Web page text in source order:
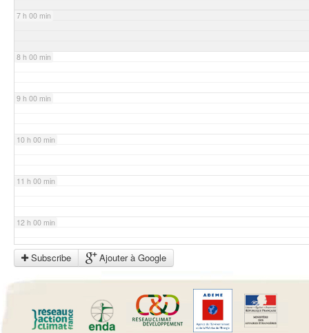
7 h 00 min
8 h 00 min
9 h 00 min
10 h 00 min
11 h 00 min
12 h 00 min
13 h 00 min
Subscribe Ajouter à Google